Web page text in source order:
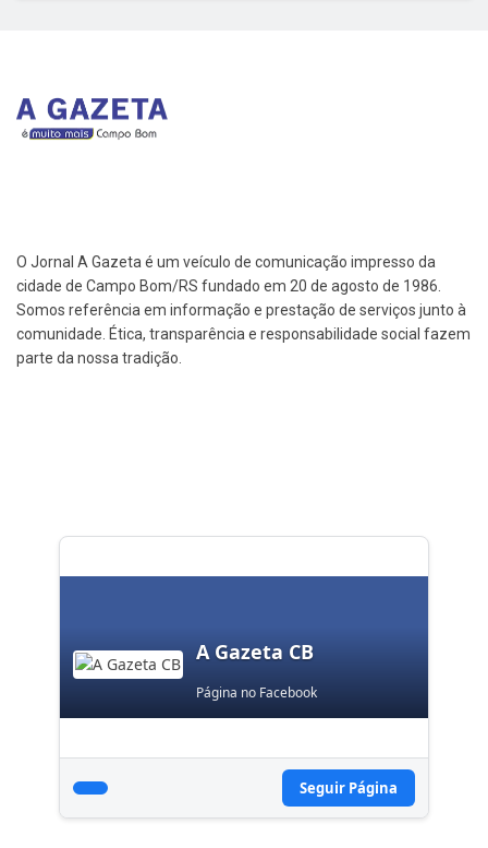
O Jornal A Gazeta é um veículo de comunicação impresso da
cidade de Campo Bom/RS fundado em 20 de agosto de 1986.
Somos referência em informação e prestação de serviços junto à
comunidade. Ética, transparência e responsabilidade social fazem
parte da nossa tradição.
A Gazeta CB
Página no Facebook
Seguir Página